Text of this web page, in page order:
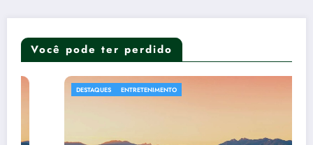
Você pode ter perdido
ENTRETENIMENTO